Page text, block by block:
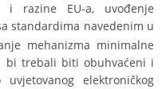
i razine EU-a, uvođenje
standardima navedenim u
mehanizma minimalne
bi trebali biti obuhvaćeni i
elektroničkog